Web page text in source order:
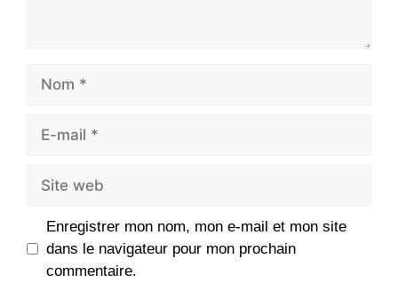
Nom
Site
web
Enregistrer mon nom, mon e-mail et mon site
dans le navigateur pour mon prochain
commentaire.